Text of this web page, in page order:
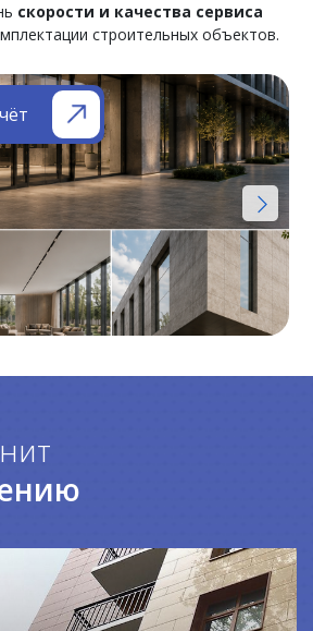
скорости и качества сервиса
строительных объектов.